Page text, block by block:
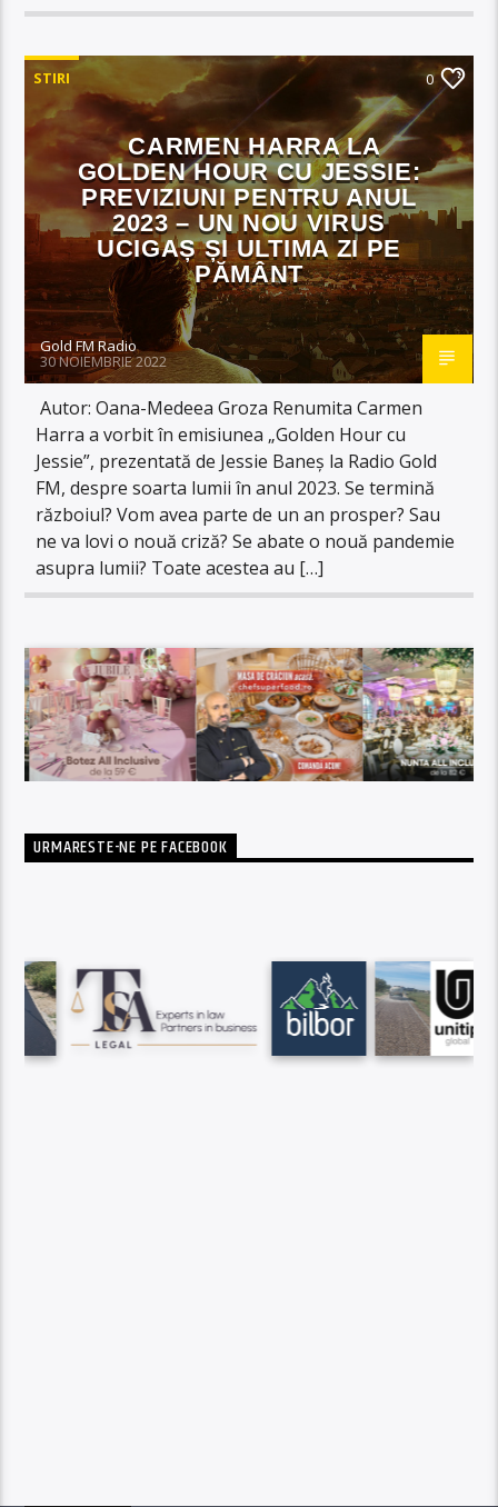
STIRI 0
CARMEN HARRA LA
GOLDEN HOUR CU JESSIE:
PREVIZIUNI PENTRU ANUL
2023 – UN NOU VIRUS
UCIGAȘ ȘI ULTIMA ZI PE
PĂMÂNT
Gold FM Radio
30 NOIEMBRIE 2022
Autor: Oana-Medeea Groza Renumita Carmen
Harra a vorbit în emisiunea „Golden Hour cu
Jessie”, prezentată de Jessie Baneș la Radio Gold
FM, despre soarta lumii în anul 2023. Se termină
războiul? Vom avea parte de un an prosper? Sau
ne va lovi o nouă criză? Se abate o nouă pandemie
asupra lumii? Toate acestea au […]
URMARESTE-NE PE FACEBOOK